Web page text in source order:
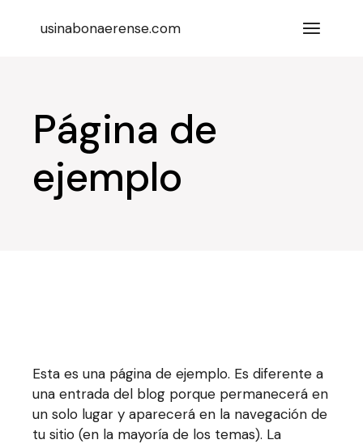
usinabonaerense.com
Página de
ejemplo
Esta es una página de ejemplo. Es diferente a
una entrada del blog porque permanecerá en
un solo lugar y aparecerá en la navegación de
tu sitio (en la mayoría de los temas). La